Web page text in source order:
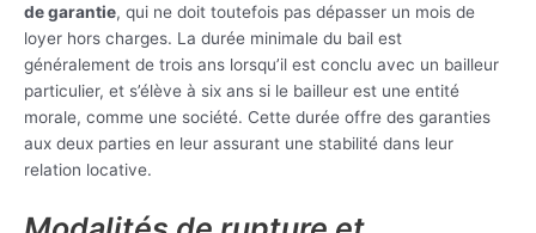
de garantie, qui ne doit toutefois pas dépasser un mois de
loyer hors charges. La durée minimale du bail est
généralement de trois ans lorsqu’il est conclu avec un bailleur
particulier, et s’élève à six ans si le bailleur est une entité
morale, comme une société. Cette durée offre des garanties
aux deux parties en leur assurant une stabilité dans leur
relation locative.